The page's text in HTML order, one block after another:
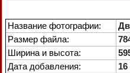
Название фотографии:
Размер файла:
Ширина и высота:
Дата добавления: